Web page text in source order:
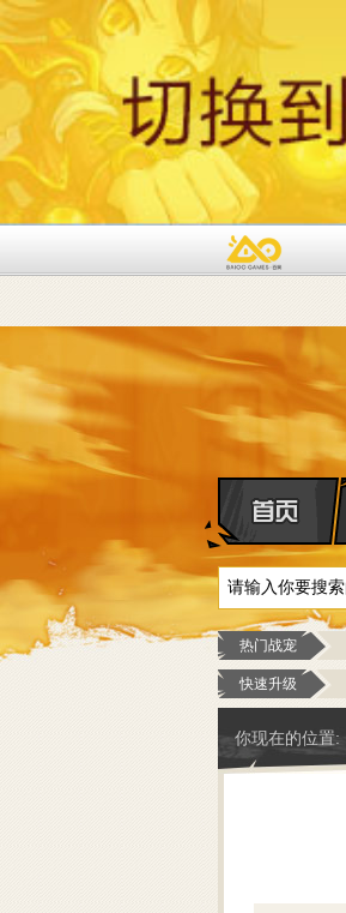
热门战宠
快速升级
你现在的位置: